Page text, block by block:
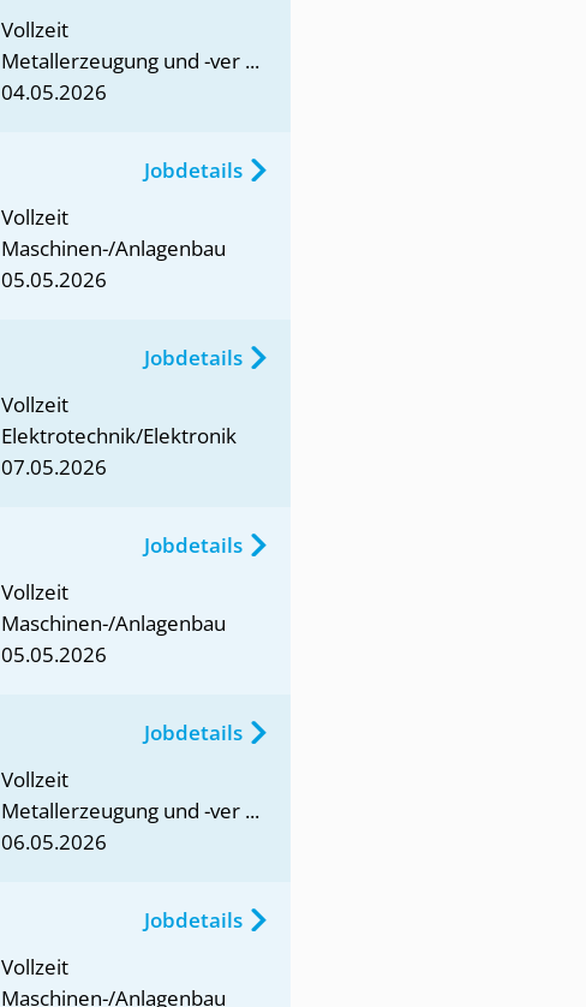
Vollzeit
Metallerzeugung und -ver ...
04.05.2026
Vollzeit
Maschinen-/Anlagenbau
05.05.2026
Jobdetails
Vollzeit
Elektrotechnik/Elektronik
07.05.2026
Jobdetails
Vollzeit
Maschinen-/Anlagenbau
05.05.2026
Jobdetails
Vollzeit
Metallerzeugung und -ver ...
06.05.2026
Jobdetails
Vollzeit
Maschinen-/Anlagenbau
Jobdetails